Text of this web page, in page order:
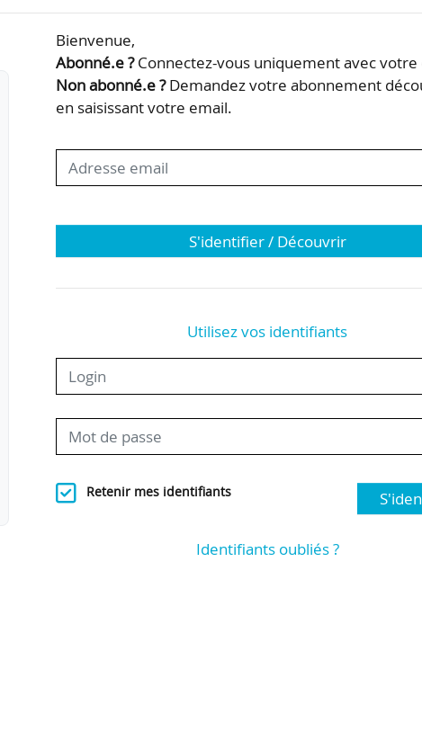
été mise en ligne le 12/06 par
Bienvenue,
Abonné.e ?Connectez-vous uniquement avec votre
Non abonné.e ?Demandez votre abonnement
en saisissant votre email.
S'identifier / Découvrir
Utilisez vos identifiants
Retenir mes identifiants
Identifiants oubliés ?